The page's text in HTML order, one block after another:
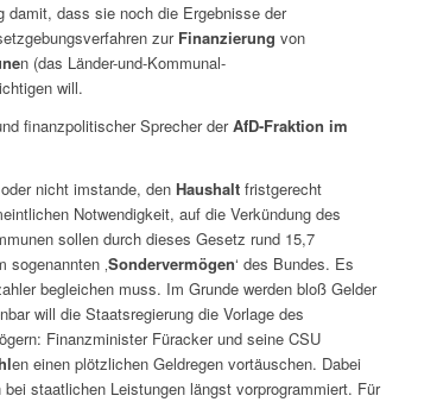
damit, dass sie noch die Ergebnisse der
zur Finanzierung von
n (das Länder-und-Kommunal-
will.
finanzpolitischer Sprecher derAfD-Fraktion im
nicht imstande, den Haushalt fristgerecht
Notwendigkeit, auf die Verkündung des
sollen durch dieses Gesetz rund 15,7
sogenannten ‚Sondervermögen‘ des Bundes. Es
begleichen muss. Im Grunde werden bloß Gelder
will die Staatsregierung die Vorlage des
Finanzminister Füracker und seine CSU
en einen plötzlichen Geldregen vortäuschen. Dabei
bei staatlichen Leistungen längst vorprogrammiert. Für